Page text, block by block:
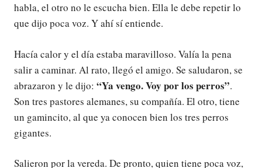
habla, el otro no le escucha bien. Ella le debe repetir lo
que dijo poca voz. Y ahí sí entiende.
Hacía calor y el día estaba maravilloso. Valía la pena
salir a caminar. Al rato, llegó el amigo. Se saludaron, se
abrazaron y le dijo: “Ya vengo. Voy por los perros”.
Son tres pastores alemanes, su compañía. El otro, tiene
un gamincito, al que ya conocen bien los tres perros
gigantes.
Salieron por la vereda. De pronto, quien tiene poca voz,